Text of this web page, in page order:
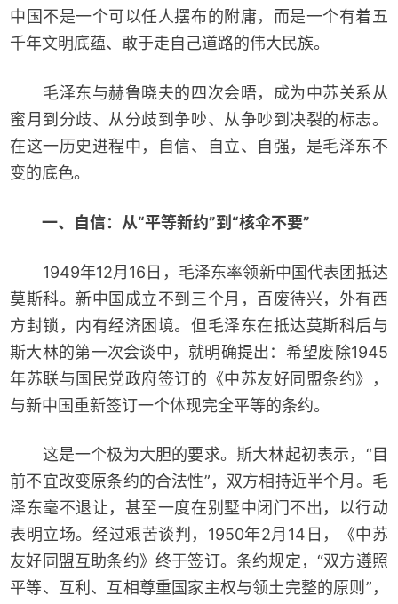
中国不是一个可以任人摆布的附庸，而是一个有着五
千年文明底蕴、敢于走自己道路的伟大民族。
毛泽东与赫鲁晓夫的四次会晤，成为中苏关系从
蜜月到分歧、从分歧到争吵、从争吵到决裂的标志。
在这一历史进程中，自信、自立、自强，是毛泽东不
变的底色。
一、自信：从“平等新约”到“核伞不要”
1949年12月16日，毛泽东率领新中国代表团抵达
莫斯科。新中国成立不到三个月，百废待兴，外有西
方封锁，内有经济困境。但毛泽东在抵达莫斯科后与
斯大林的第一次会谈中，就明确提出：希望废除1945
年苏联与国民党政府签订的《中苏友好同盟条约》，
与新中国重新签订一个体现完全平等的条约。
这是一个极为大胆的要求。斯大林起初表示，“目
前不宜改变原条约的合法性”，双方相持近半个月。毛
泽东毫不退让，甚至一度在别墅中闭门不出，以行动
表明立场。经过艰苦谈判，1950年2月14日，《中苏
友好同盟互助条约》终于签订。条约规定，“双方遵照
平等、互利、互相尊重国家主权与领土完整的原则”，